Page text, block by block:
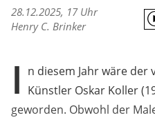
28.12.2025, 17 Uhr
Henry C. Brinker
I n diesem Jahr wäre der
Künstler Oskar Koller
geworden. Obwohl der